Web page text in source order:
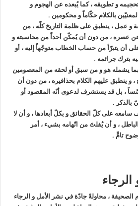
و تطويقه ، كما يُبعده عن الهجوم و
بالكلام حكّاماً و محكومين .
و عمل ، ينطبق على ظلمة التاريخ كلّه ، من
عصره ، من دون أن يُمكّن أحداً من محاسبته و
أن يتبرّأ من حساب الخطاب متوجّهاً إليه ، أو
بترك جرائمه .
يشمله هو و من سبق أو لحقه من المعصومين
و ينطبق عليهم الكلام بحذافيره ، من دون أن
، بل قد يستشرف لدعوى أنّه المقصود أو
بالذكر .
على كلّ الحقائق و بكلّ أبعادها ، و أن لا
، و أن يُفلتَ من اتّهامه بشيء ، أمر
تامٍّ .
الصحيفة ، محاولةً جادّة في نشر الأمل و الرجاء